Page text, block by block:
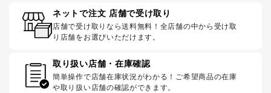
ネットで注文 店舗で受け取り
店舗で受け取りなら送料無料！全店舗の中から受け取
り店舗をお選びいただけます。
取り扱い店舗・在庫確認
簡単操作で店舗在庫状況がわかる！ご希望商品の在庫
や取り扱い店舗の確認ができます。